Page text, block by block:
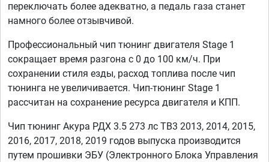
переключать более адекватно, а педаль газа станет
намного более отзывчивой.
Профессиональный чип тюнинг двигателя Stage 1
сокращает время разгона с 0 до 100 км/ч. При
сохранении стиля езды, расход топлива после чип
тюнинга не увеличивается. Чип-тюнинг Stage 1
рассчитан на сохранение ресурса двигателя и КПП.
Чип тюнинг Акура РДХ 3.5 273 лс TB3 2013, 2014, 2015,
2016, 2017, 2018, 2019 годов выпуска производится
путем прошивки ЭБУ (Электронного Блока Управления